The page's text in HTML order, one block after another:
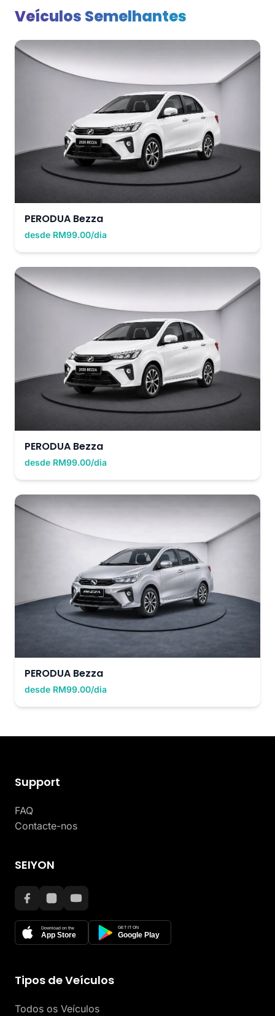
Veículos Semelhantes
PERODUA Bezza
desde RM99.00/dia
PERODUA Bezza
desde RM99.00/dia
PERODUA Bezza
desde RM99.00/dia
SEIYON
Download on the
App Store
GET IT ON
Google Play
Tipos de Veículos
Todos os Veículos
Support
FAQ
Contacte-nos